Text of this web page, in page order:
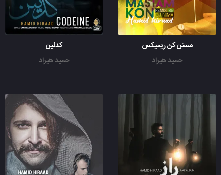
مستن کن ریمیکس
حمید هیراد
کدئین
حمید هیراد